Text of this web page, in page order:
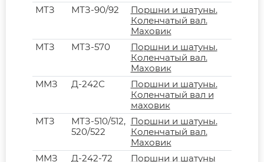
МТЗ
МТЗ-90/92
Поршни и шатуны.
Коленчатый вал.
Маховик
МТЗ
МТЗ-570
Поршни и шатуны.
Коленчатый вал.
Маховик
ММЗ
Д-242С
Поршни и шатуны.
Коленчатый вал и
маховик
МТЗ
МТЗ-510/512,
520/522
Поршни и шатуны.
Коленчатый вал.
Маховик
ММЗ
Д-242-72
Поршни и шатуны